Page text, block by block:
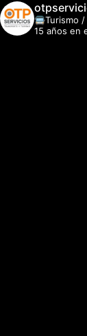
🚍Turismo /
15 años en